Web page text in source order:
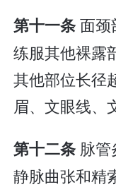
第十一条面颈
练服其他裸露
其他部位长径
眉、文眼线、
第十二条 脉
静脉曲张和精